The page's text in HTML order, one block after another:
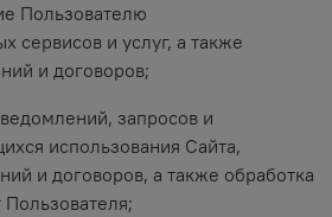
Пользователю
сервисов и услуг, а также
и договоров;
запросов и
использования Сайта,
и договоров, а также обработка
Пользователя;